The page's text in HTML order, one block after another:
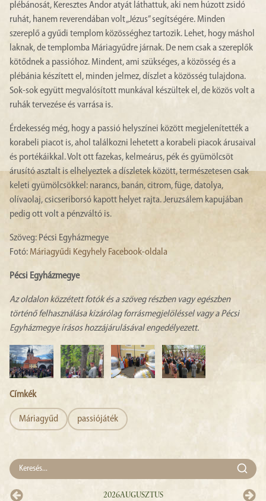
plébánosát, Keresztes Andor atyát láthattuk, aki nem húzott zsidó
ruhát, hanem reverendában volt „Jézus” segítségére. Minden
szereplő a gyűdi templom közösséghez tartozik. Lehet, hogy máshol
laknak, de templomba Máriagyűdre járnak. De nem csak a szereplők
kötődnek a passióhoz. Mindent, ami szükséges, a közösség és a
plébánia készített el, minden jelmez, díszlet a közösség tulajdona.
Sok-sok együtt megvalósított munkával készültek el, de közös volt a
ruhák tervezése és varrása is.
Érdekesség még, hogy a passió helyszínei között megjelenítették a
korabeli piacot is, ahol találkozni lehetett a korabeli piacok árusaival
és portékáikkal. Volt ott fazekas, kelmeárus, pék és gyümölcsöt
árusító asztalt is elhelyeztek a díszletek között, természetesen csak
keleti gyümölcsökkel: narancs, banán, citrom, füge, datolya,
olívaolaj, csicseriborsó kapott helyet rajta. Jeruzsálem kapujában
pedig ott volt a pénzváltó is.
Szöveg: Pécsi Egyházmegye
Fotó: Máriagyűdi Kegyhely Facebook-oldala
Pécsi Egyházmegye
Az oldalon közzétett fotók és a szöveg részben vagy egészben
történő felhasználása kizárólag forrásmegjelöléssel vagy a Pécsi
Egyházmegye írásos hozzájárulásával engedélyezett.
Címkék
Máriagyűd passiójáték
2026Augusztus